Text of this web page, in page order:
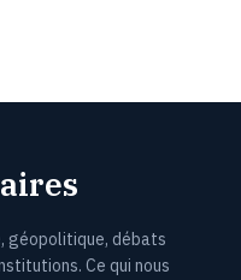
géopolitique, débats
Ce qui nous